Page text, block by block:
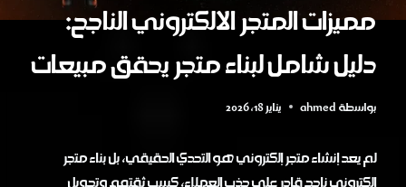
مميزات المتجر الالكتروني الناجح:
دليل شامل لبناء متجر يحقق مبيعات
بواسطة ahmed يناير 18, 2026
لم يعد إنشاء متجر إلكتروني هو التحدي الحقيقي، بل بناء متجر
إلكتروني ناجح قادر على جذب العملاء، كسب ثقتهم وتحويل